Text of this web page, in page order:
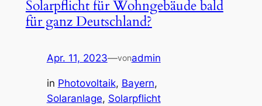
Solarpflicht für Wohngebäude bald
für ganz Deutschland?
Apr. 11, 2023—vonadmin
in Photovoltaik, Bayern
Solaranlage, Solarpflicht